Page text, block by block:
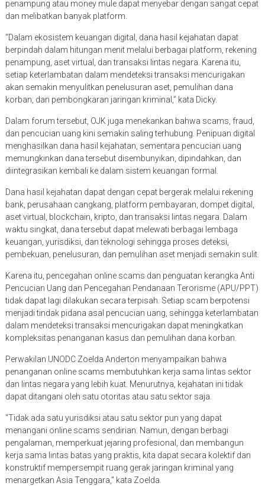
penampung atau money mule dapat menyebar dengan sangat cepat
dan melibatkan banyak platform.
“Dalam ekosistem keuangan digital, dana hasil kejahatan dapat
berpindah dalam hitungan menit melalui berbagai platform, rekening
penampung, aset virtual, dan transaksi lintas negara. Karena itu,
setiap keterlambatan dalam mendeteksi transaksi mencurigakan
akan semakin menyulitkan penelusuran aset, pemulihan dana
korban, dan pembongkaran jaringan kriminal,” kata Dicky.
Dalam forum tersebut, OJK juga menekankan bahwa scams, fraud,
dan pencucian uang kini semakin saling terhubung. Penipuan digital
menghasilkan dana hasil kejahatan, sementara pencucian uang
memungkinkan dana tersebut disembunyikan, dipindahkan, dan
diintegrasikan kembali ke dalam sistem keuangan formal.
Dana hasil kejahatan dapat dengan cepat bergerak melalui rekening
bank, perusahaan cangkang, platform pembayaran, dompet digital,
aset virtual, blockchain, kripto, dan transaksi lintas negara. Dalam
waktu singkat, dana tersebut dapat melewati berbagai lembaga
keuangan, yurisdiksi, dan teknologi sehingga proses deteksi,
pembekuan, penelusuran, dan pemulihan aset menjadi semakin sulit.
Karena itu, pencegahan online scams dan penguatan kerangka Anti
Pencucian Uang dan Pencegahan Pendanaan Terorisme (APU/PPT)
tidak dapat lagi dilakukan secara terpisah. Setiap scam berpotensi
menjadi tindak pidana asal pencucian uang, sehingga keterlambatan
dalam mendeteksi transaksi mencurigakan dapat meningkatkan
kompleksitas penanganan kasus dan pemulihan dana korban.
Perwakilan UNODC Zoelda Anderton menyampaikan bahwa
penanganan online scams membutuhkan kerja sama lintas sektor
dan lintas negara yang lebih kuat. Menurutnya, kejahatan ini tidak
dapat ditangani oleh satu otoritas atau satu sektor saja.
“Tidak ada satu yurisdiksi atau satu sektor pun yang dapat
menangani online scams sendirian. Namun, dengan berbagi
pengalaman, memperkuat jejaring profesional, dan membangun
kerja sama lintas batas yang praktis, kita dapat secara kolektif dan
konstruktif mempersempit ruang gerak jaringan kriminal yang
menargetkan Asia Tenggara,” kata Zoelda.